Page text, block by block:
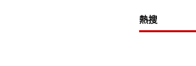
熱搜